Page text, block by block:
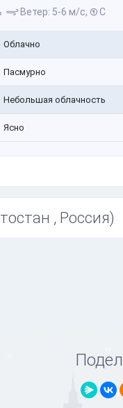
Ветер: 5-6 м/с, С
Облачно
Пасмурно
Небольшая облачность
Ясно
, Россия)